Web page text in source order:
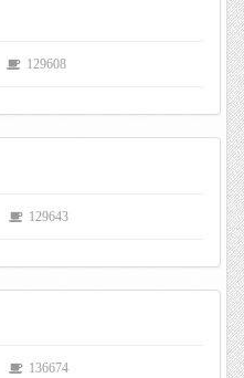
129608
129643
136674